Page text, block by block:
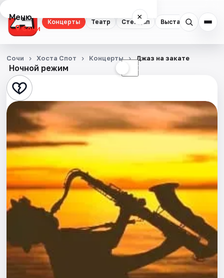
Концерты Театр Стендап Выставки
Меню ×
Сочи
Концерты
Театр
Стендап
Выставки
Квесты
Экскурсии
Спорт
События
Города
Площадки
Ночной режим ☾
Сочи Хоста Спот Концерты Джаз на закате